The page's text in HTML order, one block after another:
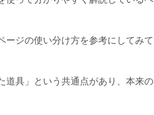
ージの使い分け方を参考にしてみて
道具」という共通点があり、本来の